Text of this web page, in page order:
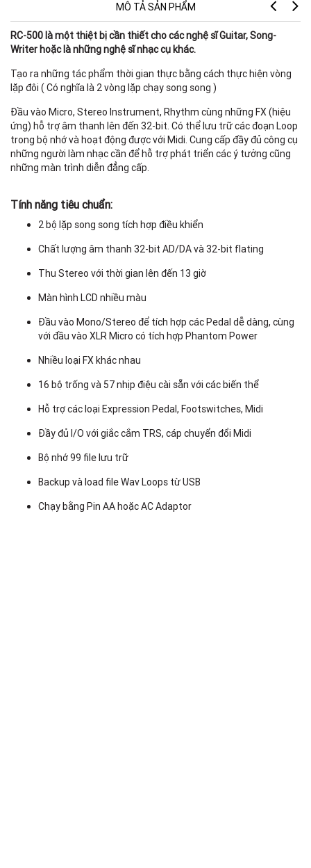
MÔ TẢ SẢN PHẨM
RC-500 là một thiệt bị cần thiết cho các nghệ sĩ Guitar, Song-
Writer hoặc là những nghệ sĩ nhạc cụ khác.
Tạo ra những tác phẩm thời gian thực bằng cách thực hiện vòng
lặp đôi ( Có nghĩa là 2 vòng lặp chạy song song )
Đầu vào Micro, Stereo Instrument, Rhythm cùng những FX (hiệu
ứng) hỗ trợ âm thanh lên đến 32-bit. Có thể lưu trữ các đoạn Loop
trong bộ nhớ và hoạt động được với Midi. Cung cấp đầy đủ công cụ
những người làm nhạc cần để hỗ trợ phát triển các ý tưởng cũng
những màn trình diễn đẳng cấp.
Tính năng tiêu chuẩn:
2 bộ lặp song song tích hợp điều khiển
Chất lượng âm thanh 32-bit AD/DA và 32-bit flating
Thu Stereo với thời gian lên đến 13 giờ
Màn hình LCD nhiều màu
Đầu vào Mono/Stereo để tích hợp các Pedal dễ dàng, cùng
với đầu vào XLR Micro có tích hợp Phantom Power
Nhiều loại FX khác nhau
16 bộ trống và 57 nhịp điệu cài sẵn với các biến thể
Hỗ trợ các loại Expression Pedal, Footswitches, Midi
Đầy đủ I/O với giắc cắm TRS, cáp chuyển đổi Midi
Bộ nhớ 99 file lưu trữ
Backup và load file Wav Loops từ USB
Chạy bằng Pin AA hoặc AC Adaptor